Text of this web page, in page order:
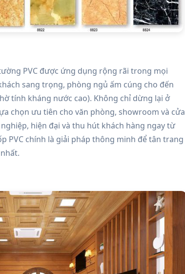
PVC được ứng dụng rộng rãi trong mọi
sang trọng, phòng ngủ ấm cúng cho đến
tính kháng nước cao). Không chỉ dừng lại ở
chọn ưu tiên cho văn phòng, showroom và cửa
hiện đại và thu hút khách hàng ngay từ
PVC chính là giải pháp thông minh để tân trang